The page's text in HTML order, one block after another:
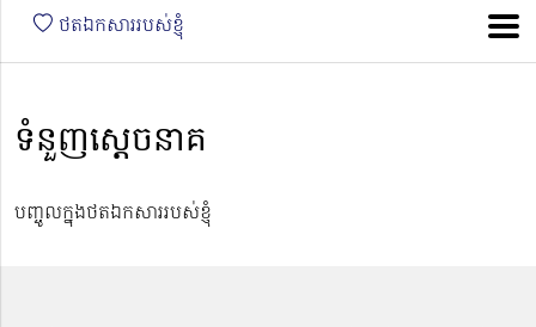
ថតឯកសាររបស់ខ្ញុំ
ទំនួញស្ដេចនាគ
បញ្ចូលក្នុងថតឯកសាររបស់ខ្ញុំ